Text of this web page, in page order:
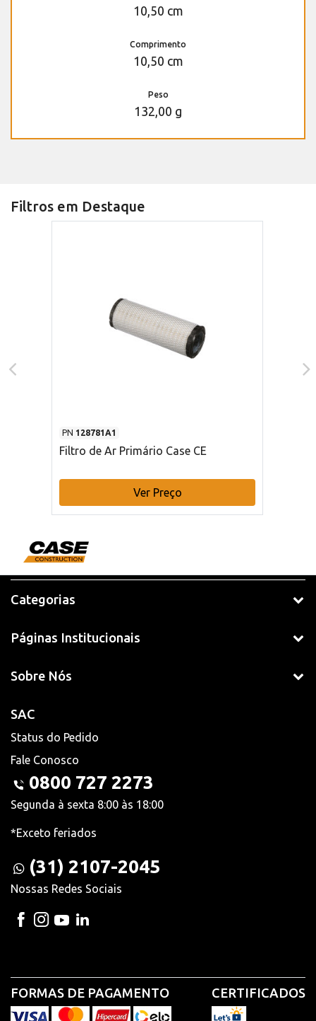
10,50 cm
Comprimento
10,50 cm
Peso
132,00 g
Filtros em Destaque
PN 128781A1
Filtro de Ar Primário Case CE
Ver Preço
Categorias
Páginas Institucionais
Sobre Nós
SAC
Status do Pedido
Fale Conosco
0800 727 2273
Segunda à sexta 8:00 às 18:00
*Exceto feriados
(31) 2107-2045
Nossas Redes Sociais
FORMAS DE PAGAMENTO CERTIFICADOS